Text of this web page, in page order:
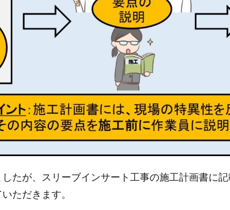
たが、スリーブインサート工事の施工計画書に
ただきます。